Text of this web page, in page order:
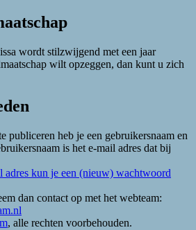
wordt stilzwijgend met een jaar
wilt opzeggen, dan kunt u zich
publiceren heb je een gebruikersnaam en
is het e-mail adres dat bij
adres kun je een (nieuw) wachtwoord
dan contact op met het webteam:
, alle rechten voorbehouden.